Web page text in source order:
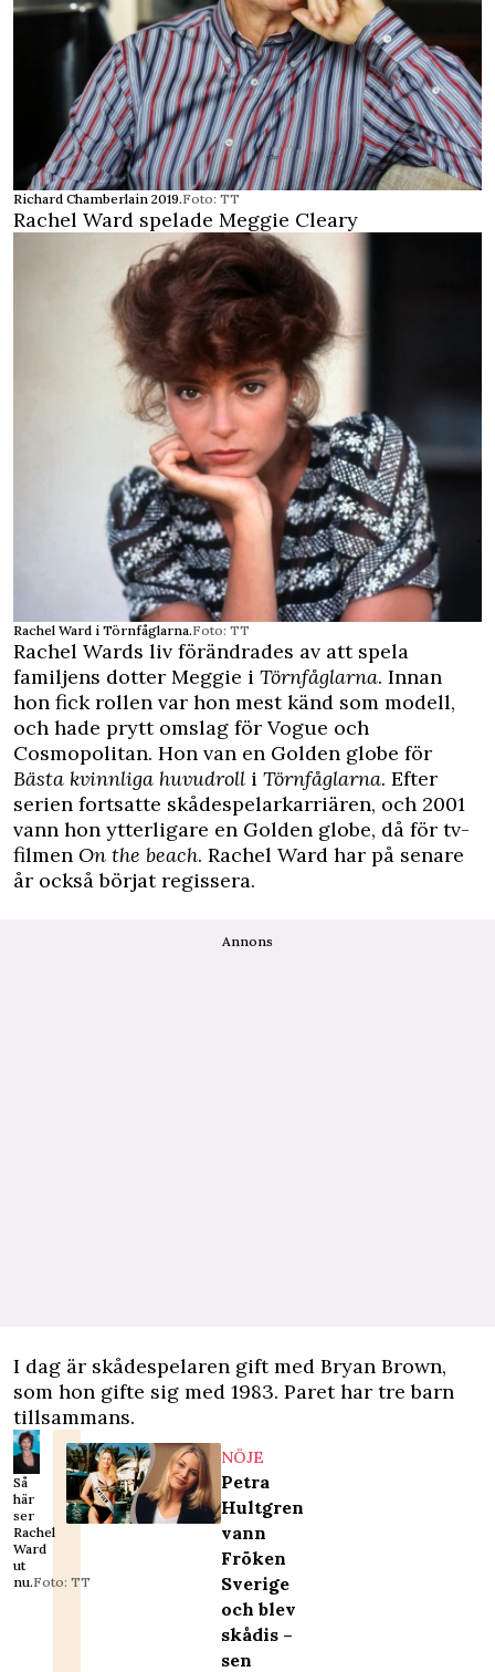
Richard Chamberlain 2019.Foto: TT
Rachel Ward spelade Meggie Cleary
Rachel Ward i Törnfåglarna.Foto: TT
Rachel Wards liv förändrades av att spela
familjens dotter Meggie i Törnfåglarna. Innan
hon fick rollen var hon mest känd som modell,
och hade prytt omslag för Vogue och
Cosmopolitan. Hon van en Golden globe för
Bästa kvinnliga huvudroll i Törnfåglarna. Efter
serien fortsatte skådespelarkarriären, och 2001
vann hon ytterligare en Golden globe, då för tv-
filmen On the beach. Rachel Ward har på senare
år också börjat regissera.
Annons
I dag är skådespelaren gift med Bryan Brown,
som hon gifte sig med 1983. Paret har tre barn
tillsammans.
Så
här
ser
Rachel
Ward
ut
nu.Foto: TT
NÖJE
Petra
Hultgren
vann
Fröken
Sverige
och blev
skådis –
sen